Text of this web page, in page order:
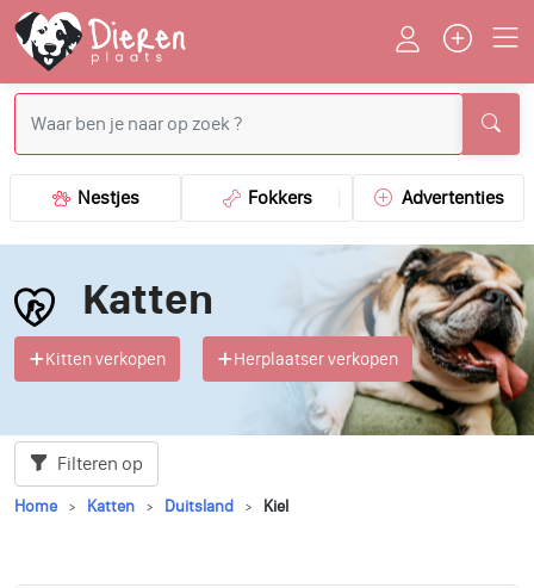
Nestjes Fokkers Advertenties
Katten
Kitten verkopen Herplaatser verkopen
Filteren op
Home Katten Duitsland Kiel